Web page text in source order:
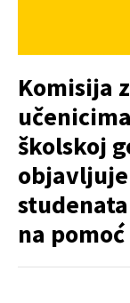
Komisija
školskoj
na